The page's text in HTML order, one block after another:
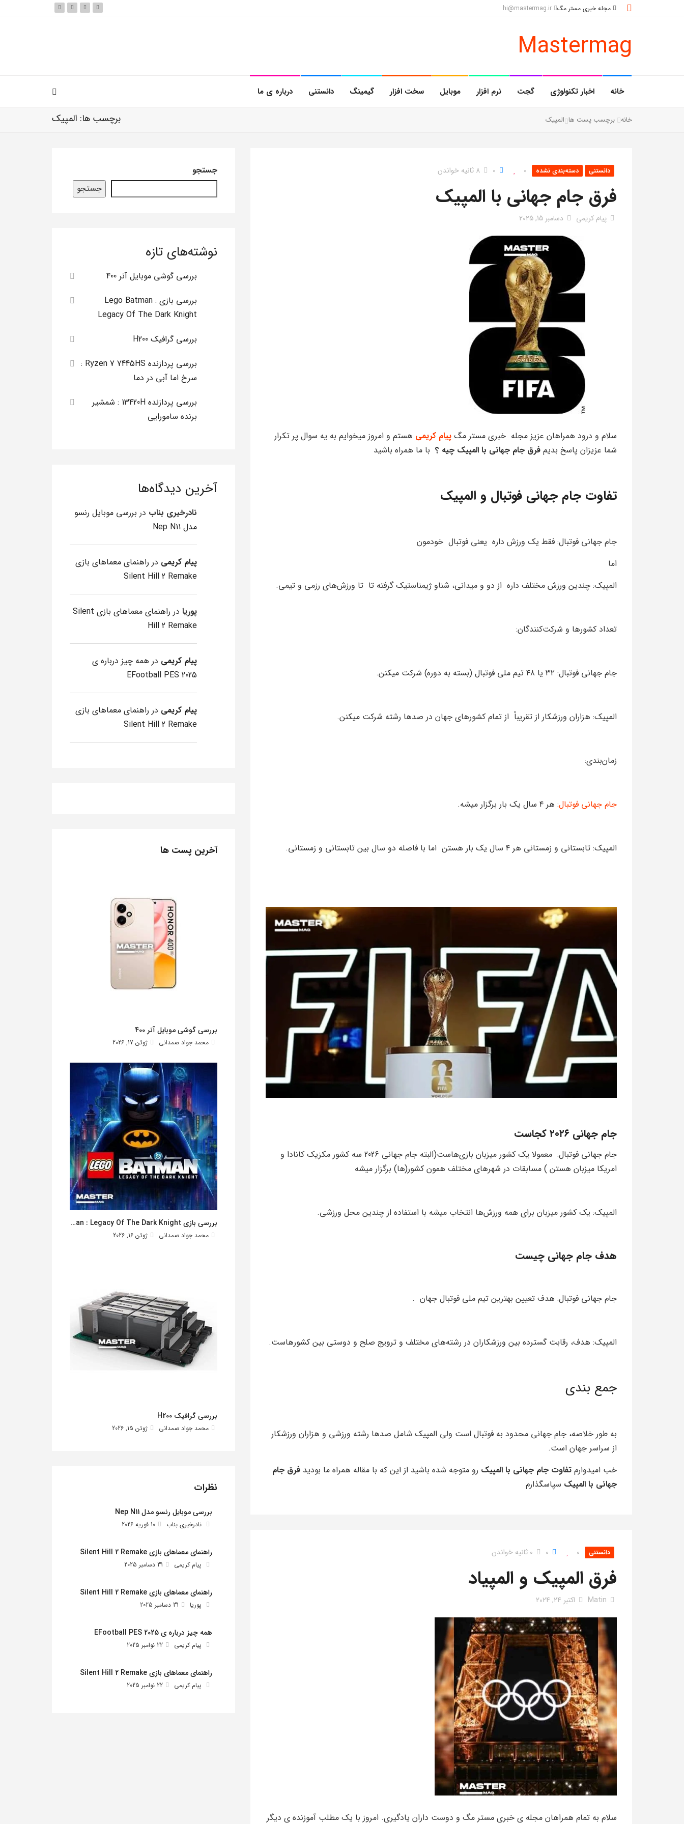
مجله خبری مستر مگ
Mastermag
خانه اخبار تکنولوژی گجت نرم افزار موبایل سخت افزار گیمینگ دانستنی درباره ی ما
برچسب ها: المپیک خانه برچسب پست ها المپیک
دانستنی دسته‌بندی نشده 0
0 8 ثانیه خواندن
فرق جام جهانی با المپیک
پیام کریمی دسامبر 15, 2025
سلام و درود همراهان عزیز مجله خبری مستر مگ پیام کریمی هستم و امروز میخوایم به یه سوال پر تکرار
شما عزیزان پاسخ بدیم فرق جام جهانی با المپیک چیه ؟ با ما همراه باشید
تفاوت جام جهانی فوتبال و المپیک
جام جهانی فوتبال: فقط یک ورزش داره یعنی فوتبال خودمون
اما
المپیک: چندین ورزش مختلف داره از دو و میدانی، شناو ژیمناستیک گرفته تا تا ورزش‌های رزمی و تیمی.
تعداد کشورها و شرکت‌کنندگان:
جام جهانی فوتبال: ۳۲ یا ۴۸ تیم ملی فوتبال (بسته به دوره) شرکت میکنن.
المپیک: هزاران ورزشکار از تقریباً از تمام کشورهای جهان در صدها رشته شرکت میکنن.
زمان‌بندی:
جام جهانی فوتبال: هر ۴ سال یک بار برگزار میشه.
المپیک: تابستانی و زمستانی هر ۴ سال یک بار هستن اما با فاصله دو سال بین تابستانی و زمستانی.
جام جهانی ۲۰۲۶ کجاست
جام جهانی فوتبال: معمولا یک کشور میزبان بازی‌هاست(البته جام جهانی 2026 سه کشور مکزیک کانادا و
امریکا میزبان هستن ) مسابقات در شهرهای مختلف همون کشور(ها) برگزار میشه
المپیک: یک کشور میزبان برای همه ورزش‌ها انتخاب میشه با استفاده از چندین محل ورزشی.
هدف جام جهانی چیست
جام جهانی فوتبال: هدف تعیین بهترین تیم ملی فوتبال جهان .
المپیک: هدف، رقابت گسترده بین ورزشکاران در رشته‌های مختلف و ترویج صلح و دوستی بین کشورهاست.
جمع بندی
به طور خلاصه، جام جهانی محدود به فوتبال است ولی المپیک شامل صدها رشته ورزشی و هزاران ورزشکار
از سراسر جهان است.
خب امیدوارم تفاوت جام جهانی با المپیک رو متوجه شده باشید از این که با مقاله همراه ما بودید فرق جام
جهانی با المپیک سپاسگذارم
دانستنی 0
0 0 ثانیه خواندن
فرق المپیک و المپیاد
Matin اکتبر 24, 2024
سلام به تمام همراهان مجله ی خبری مستر مگ و دوست داران یادگیری. امروز با یک مطلب آموزنده ی دیگر
جستجو
جستجو
نوشته‌های تازه
بررسی گوشی موبایل آنر 400
بررسی بازی Lego Batman :
Legacy Of The Dark Knight
بررسی گرافیک H200
بررسی پردازنده Ryzen 7 7445HS :
سرخ اما آبی در دما
بررسی پردازنده 13420H : شمشیر
برنده سامورایی
آخرین دیدگاه‌ها
نادرخیری بناب در بررسی موبایل رنسو
مدل Nep N11
پیام کریمی در راهنمای معماهای بازی
Silent Hill 2 Remake
پوریا در
راهنمای معماهای بازی Silent
Hill 2 Remake
پیام کریمی در همه چیز درباره ی
EFootball PES 2025
پیام کریمی در راهنمای معماهای بازی
Silent Hill 2 Remake
آخرین پست ها
بررسی گوشی موبایل آنر 400
محمد جواد صمدانی ژوئن 17, 2026
بررسی بازی Lego Batman : Legacy Of The Dark Knight
محمد جواد صمدانی ژوئن 16, 2026
بررسی گرافیک H200
محمد جواد صمدانی ژوئن 15, 2026
نظرات
بررسی موبایل رنسو مدل Nep N11
نادرخیری بناب 10 فوریه 2026
راهنمای معماهای بازی Silent Hill 2 Remake
پیام کریمی 31 دسامبر 2025
راهنمای معماهای بازی Silent Hill 2 Remake
پوریا 31 دسامبر 2025
همه چیز درباره ی EFootball PES 2025
پیام کریمی 22 نوامبر 2025
راهنمای معماهای بازی Silent Hill 2 Remake
پیام کریمی 22 نوامبر 2025